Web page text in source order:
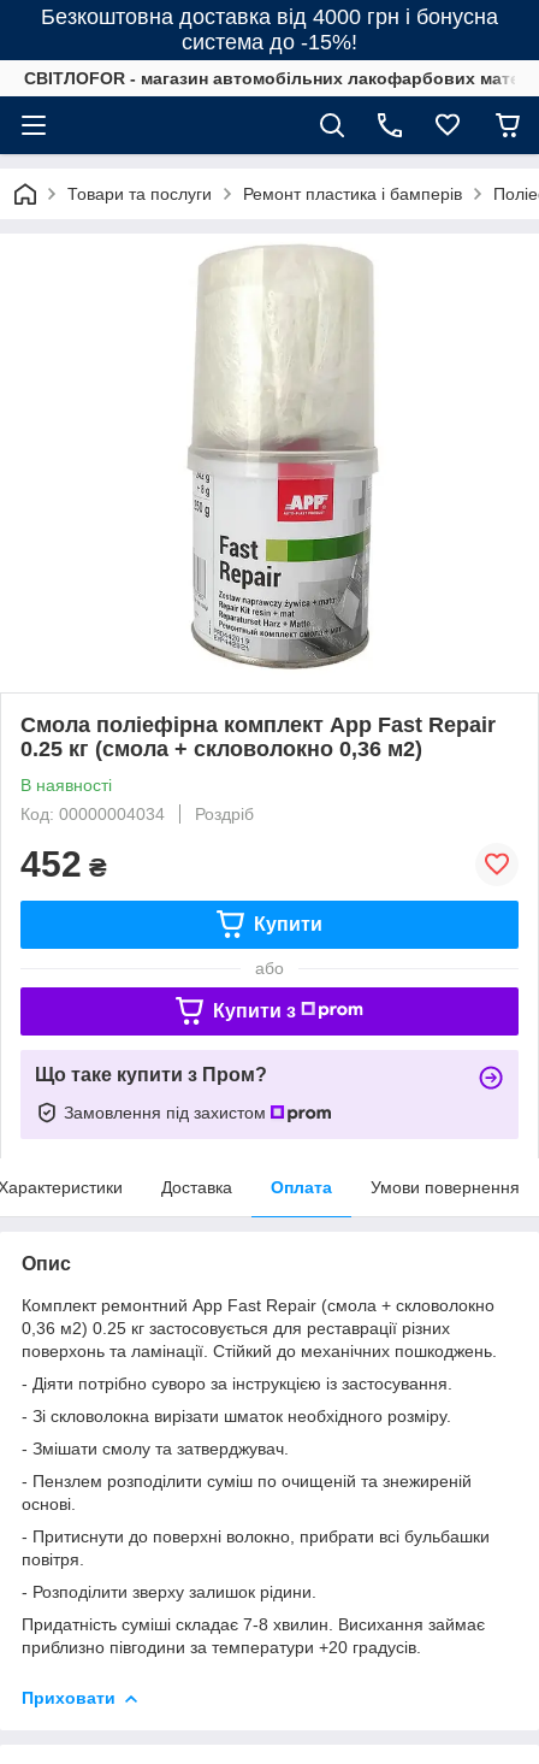
Безкоштовна доставка від 4000 грн і бонусна
система до -15%!
СВІТЛОFOR - магазин автомобільних лакофарбових
Товари та послуги Ремонт пластика і бамперів
Смола поліефірна комплект App Fast Repair
0.25 кг (смола + скловолокно 0,36 м2)
В наявності
Код: 00000004034
Роздріб
452 ₴
Купити
або
Купити з
Що таке купити з Пром?
Замовлення під захистом
Доставка Оплата Умови повернення
Опис
Комплект ремонтний App Fast Repair (смола + скловолокно
0,36 м2) 0.25 кг застосовується для реставрації різних
поверхонь та ламінації. Стійкий до механічних пошкоджень.
- Діяти потрібно суворо за інструкцією із застосування.
- Зі скловолокна вирізати шматок необхідного розміру.
- Змішати смолу та затверджувач.
- Пензлем розподілити суміш по очищеній та знежиреній
основі.
- Притиснути до поверхні волокно, прибрати всі бульбашки
повітря.
- Розподілити зверху залишок рідини.
Придатність суміші складає 7-8 хвилин. Висихання займає
приблизно півгодини за температури +20 градусів.
Приховати